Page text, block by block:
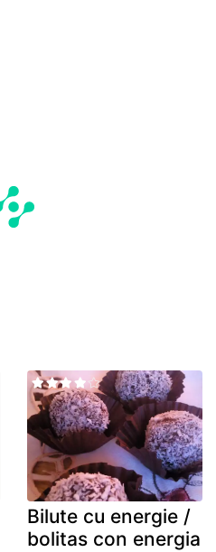
Bilute cu energie /
bolitas con energia